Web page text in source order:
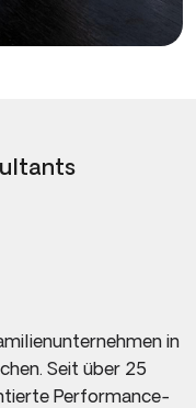
in
Seit über 25
Performance-